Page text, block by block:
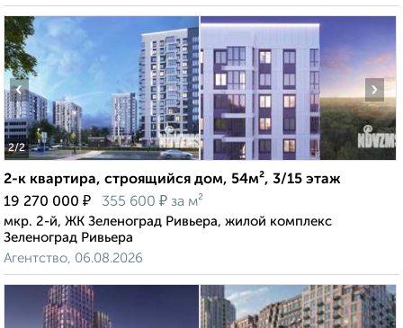
2/2
‹ ›
2-к квартира, строящийся дом, 54м², 3/15 этаж
19 270 000 ₽ 355 600 ₽ за м²
мкр. 2-й, ЖК Зеленоград Ривьера, жилой комплекс
Зеленоград Ривьера
Агентство, 06.08.2026